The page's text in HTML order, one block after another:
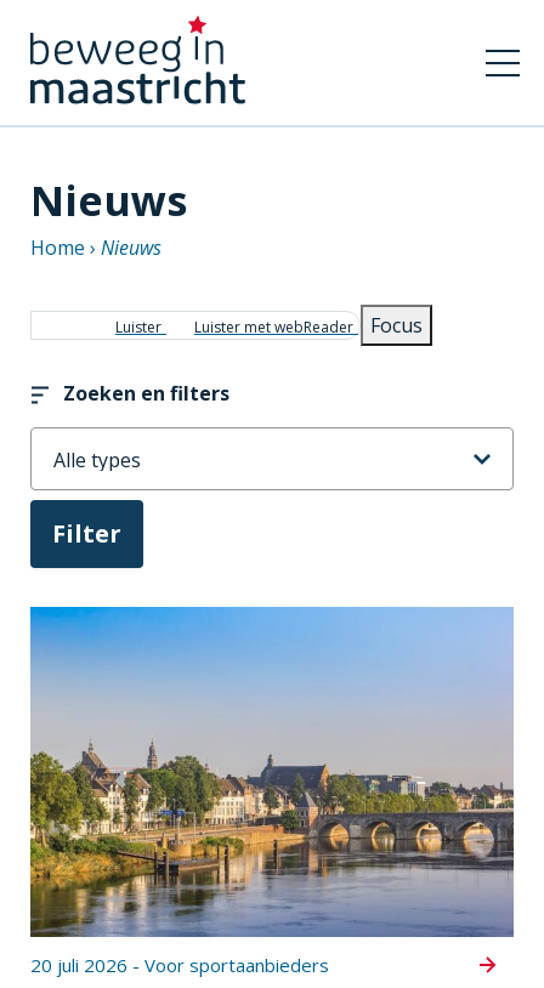
Nieuws
Kruimelpad
Home Nieuws
Luister Luister met webReader Focus
Zoeken en filters
20 juli 2026 - Voor sportaanbieders